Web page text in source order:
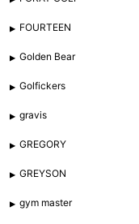
FOURTEEN
Golden Bear
Golfickers
gravis
GREGORY
GREYSON
gym master